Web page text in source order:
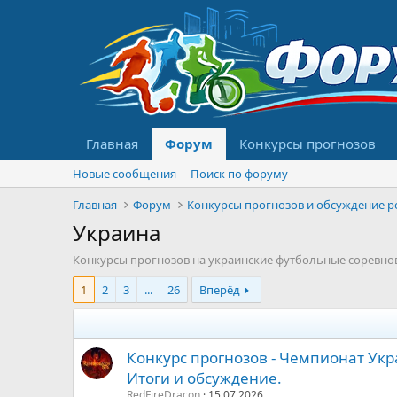
Главная Форум Конкурсы прогнозов
Новые сообщения
Поиск по форуму
Главная
Форум
Украина
Конкурсы прогнозов на украинские футбольные
1
2 3 ... 26 Вперёд
Конкурс прогнозов - Чемпионат
Итоги и обсуждение.